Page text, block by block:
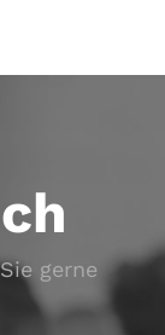
gerne